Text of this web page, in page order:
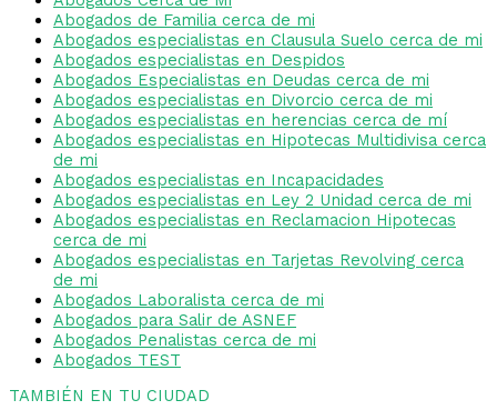
Abogados de Familia cerca de mi
Abogados especialistas en Clausula Suelo cerca de mi
Abogados especialistas en Despidos
Abogados Especialistas en Deudas cerca de mi
Abogados especialistas en Divorcio cerca de mi
Abogados especialistas en herencias cerca de mí
Abogados especialistas en Hipotecas Multidivisa cerca
de mi
Abogados especialistas en Incapacidades
Abogados especialistas en Ley 2 Unidad cerca de mi
Abogados especialistas en Reclamacion Hipotecas
cerca de mi
Abogados especialistas en Tarjetas Revolving cerca
de mi
Abogados Laboralista cerca de mi
Abogados para Salir de ASNEF
Abogados Penalistas cerca de mi
Abogados TEST
TAMBIÉN EN TU CIUDAD